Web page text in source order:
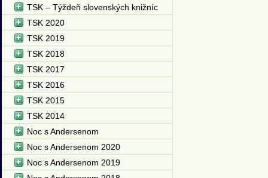
TSK – Týždeň slovenských knižníc
TSK 2020
TSK 2019
TSK 2018
TSK 2017
TSK 2016
TSK 2015
TSK 2014
Noc s Andersenom
Noc s Andersenom 2020
Noc s Andersenom 2019